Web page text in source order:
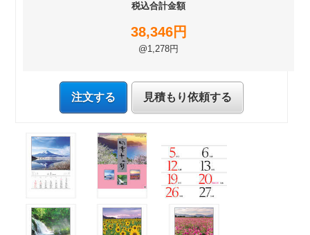
税込合計金額
38,346円
@1,278円
注文する 見積もり依頼する